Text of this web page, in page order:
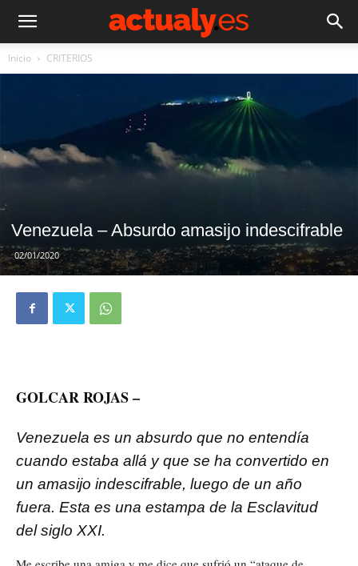
Inicio CRITERIOS
Venezuela – Absurdo amasijo indescifrable
02/01/2020
GOLCAR ROJAS –
Venezuela es un absurdo que no entendía
cuando estaba allá y que se ha convertido en
un amasijo indescifrable, luego de un año
fuera. Esta es una estampa de la Esclavitud
del siglo XXI.